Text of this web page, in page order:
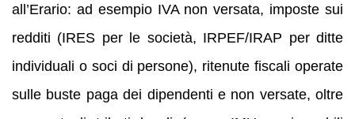
all’Erario: ad esempio IVA non versata, imposte sui
redditi (IRES per le società, IRPEF/IRAP per ditte
individuali o soci di persone), ritenute fiscali operate
sulle buste paga dei dipendenti e non versate, oltre